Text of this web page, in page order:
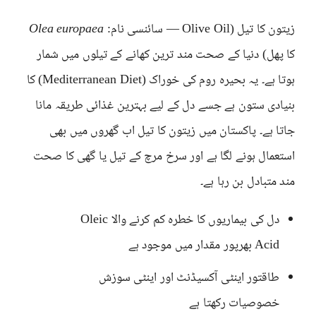
زیتون کا تیل (Olive Oil — سائنسی نام:
Olea europaea
کا پھل) دنیا کے صحت مند ترین کھانے کے تیلوں میں شمار
ہوتا ہے۔ یہ بحیرہ روم کی خوراک (Mediterranean Diet) کا
بنیادی ستون ہے جسے دل کے لیے بہترین غذائی طریقہ مانا
جاتا ہے۔ پاکستان میں زیتون کا تیل اب گھروں میں بھی
استعمال ہونے لگا ہے اور سرخ مرچ کے تیل یا گھی کا صحت
مند متبادل بن رہا ہے۔
دل کی بیماریوں کا خطرہ کم کرنے والا Oleic
Acid بھرپور مقدار میں موجود ہے
طاقتور اینٹی آکسیڈنٹ اور اینٹی سوزش
خصوصیات رکھتا ہے